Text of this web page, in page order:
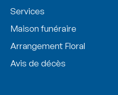
Services
Maison funéraire
Arrangement Floral
Avis de décès